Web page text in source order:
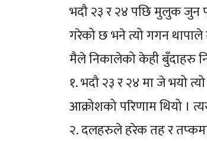
भदौ २३ र २४ पछि मुलुक जुन
गरेको छ भने त्यो गगन
मैले निकालेको केही बुँदाहरु
१. भदौ २३ र २४ मा जे भयो
आक्रोशको परिणाम थियो ।
२. दलहरुले हरेक तह र